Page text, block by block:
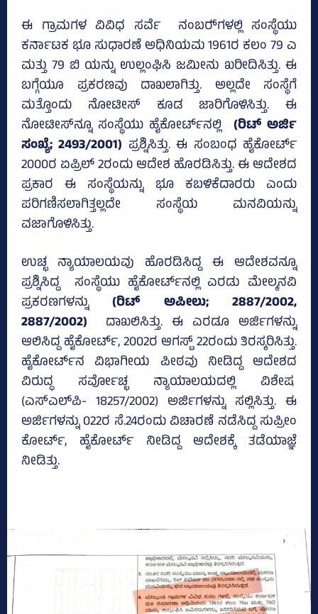
ಈ ಗ್ರಾಮಗಳ ವಿವಿಧ ಸರ್ವೆ ನಂಬರ್‍‌ಗಳಲ್ಲಿ ಸಂಸ್ಥೆಯು
ಕರ್ನಾಟಕ ಭೂ ಸುಧಾರಣೆ ಅಧಿನಿಯಮ 1961ರ ಕಲಂ 79 ಎ
ಮತ್ತು 79 ಬಿ ಯನ್ನು ಉಲ್ಲಂಘಿಸಿ ಜಮೀನು ಖರೀದಿಸಿತ್ತು. ಈ
ಬಗ್ಗೆಯೂ ಪ್ರಕರಣವು ದಾಖಲಾಗಿತ್ತು. ಅಲ್ಲದೇ ಸಂಸ್ಥೆಗೆ
ಮತ್ತೊಂದು ನೋಟೀಸ್‌ ಕೂಡ ಜಾರಿಗೊಳಿಸಿತ್ತು. ಈ
ನೋಟೀಸ್‌ನ್ನೂ ಸಂಸ್ಥೆಯು ಹೈಕೋರ್ಟ್‌ನಲ್ಲಿ (ರಿಟ್‌ ಅರ್ಜಿ
ಸಂಖ್ಯೆ; 2493/2001) ಪ್ರಶ್ನಿಸಿತ್ತು. ಈ ಸಂಬಂಧ ಹೈಕೋರ್ಟ್‌
2000ರ ಏಪ್ರಿಲ್‌ 2ರಂದು ಆದೇಶ ಹೊರಡಿಸಿತ್ತು. ಈ ಆದೇಶದ
ಪ್ರಕಾರ ಈ ಸಂಸ್ಥೆಯನ್ನು ಭೂ ಕಬಳಿಕೆದಾರರು ಎಂದು
ಪರಿಗಣಿಸಲಾಗಿತ್ತಲ್ಲದೇ ಸಂಸ್ಥೆಯ ಮನವಿಯನ್ನು
ವಜಾಗೊಳಿಸಿತ್ತು.
ಉಚ್ಛ ನ್ಯಾಯಾಲಯವು ಹೊರಡಿಸಿದ್ದ ಈ ಆದೇಶವನ್ನೂ
ಪ್ರಶ್ನಿಸಿದ್ದ ಸಂಸ್ಥೆಯು ಹೈಕೋರ್ಟ್‌ನಲ್ಲಿ ಎರಡು ಮೇಲ್ಮನವಿ
ಪ್ರಕರಣಗಳನ್ನು (ರಿಟ್ ಅಪೀಲು; 2887/2002,
2887/2002)
ದಾಖಲಿಸಿತ್ತು. ಈ ಎರಡೂ ಅರ್ಜಿಗಳನ್ನು
ಆಲಿಸಿದ್ದ ಹೈಕೋರ್ಟ್‌, 2002ರ ಆಗಸ್ಟ್‌ 22ರಂದು ತಿರಸ್ಕರಿಸಿತ್ತು.
ಹೈಕೋರ್ಟ್‌ನ ವಿಭಾಗೀಯ ಪೀಠವು ನೀಡಿದ್ದ ಆದೇಶದ
ವಿರುದ್ಧ ಸರ್ವೋಚ್ಛ ನ್ಯಾಯಾಲಯದಲ್ಲಿ ವಿಶೇಷ
(ಎಸ್‌ಎಲ್‌ಪಿ- 18257/2002) ಅರ್ಜಿಗಳನ್ನು ಸಲ್ಲಿಸಿತ್ತು. ಈ
ಅರ್ಜಿಗಳನ್ನು 022ರ ಸೆ.24ರಂದು ವಿಚಾರಣೆ ನಡೆಸಿದ್ದ ಸುಪ್ರೀಂ
ಕೋರ್ಟ್‌, ಹೈಕೋರ್ಟ್ ನೀಡಿದ್ದ ಆದೇಶಕ್ಕೆ ತಡೆಯಾಜ್ಞೆ
ನೀಡಿತ್ತು.